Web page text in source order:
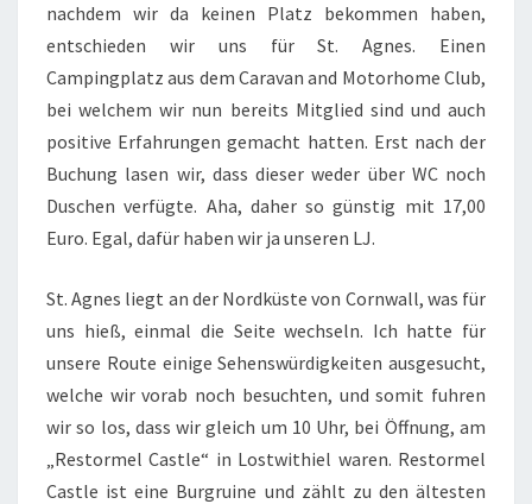
nachdem wir da keinen Platz bekommen haben,
entschieden wir uns für St. Agnes. Einen
Campingplatz aus dem Caravan and Motorhome Club,
bei welchem wir nun bereits Mitglied sind und auch
positive Erfahrungen gemacht hatten. Erst nach der
Buchung lasen wir, dass dieser weder über WC noch
Duschen verfügte. Aha, daher so günstig mit 17,00
Euro. Egal, dafür haben wir ja unseren LJ.
St. Agnes liegt an der Nordküste von Cornwall, was für
uns hieß, einmal die Seite wechseln. Ich hatte für
unsere Route einige Sehenswürdigkeiten ausgesucht,
welche wir vorab noch besuchten, und somit fuhren
wir so los, dass wir gleich um 10 Uhr, bei Öffnung, am
„Restormel Castle“ in Lostwithiel waren. Restormel
Castle ist eine Burgruine und zählt zu den ältesten